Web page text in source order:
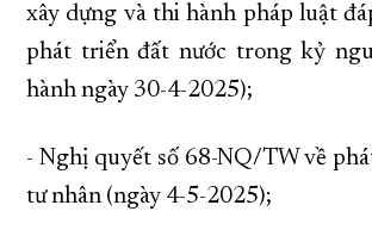
xây dựng và thi hành pháp luật
phát triển đất nước trong kỷ
hành ngày 30-4-2025);
- Nghị quyết số 68-NQ/TW về
tư nhân (ngày 4-5-2025);